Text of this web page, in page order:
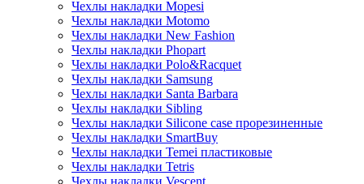
Чехлы накладки Mopesi
Чехлы накладки Motomo
Чехлы накладки New Fashion
Чехлы накладки Phopart
Чехлы накладки Polo&Racquet
Чехлы накладки Samsung
Чехлы накладки Santa Barbara
Чехлы накладки Sibling
Чехлы накладки Silicone case прорезиненные
Чехлы накладки SmartBuy
Чехлы накладки Temei пластиковые
Чехлы накладки Tetris
Чехлы накладки Vescent